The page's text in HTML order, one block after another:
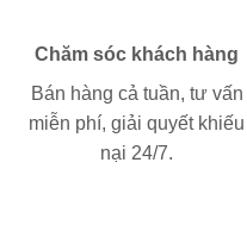
Chăm sóc khách hàng
Bán hàng cả tuần, tư vấn
miễn phí, giải quyết khiếu
nại 24/7.